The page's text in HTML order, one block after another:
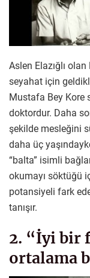
Aslen Elazığlı
seyahat için
Mustafa Bey Kore
doktordur. Daha
şekilde mesleğini
daha üç
“balta” isimli
okumayı söktüğü
potansiyeli fark
tanışır.
2. “İyi bir
ortalama